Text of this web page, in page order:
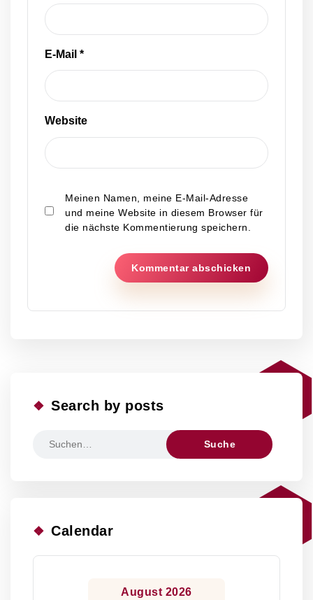
E-Mail *
Website
Meinen Namen, meine E-Mail-Adresse
und meine Website in diesem Browser für
die nächste Kommentierung speichern.
Search by posts
Calendar
August 2026